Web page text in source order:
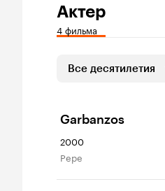
Актер
4 фильма
Все десятилетия
Garbanzos
2000
Pepe